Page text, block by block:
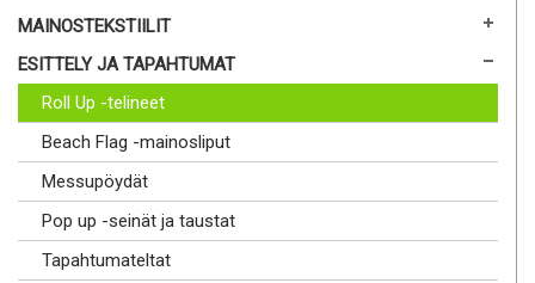
MAINOSTEKSTIILIT
ESITTELY JA TAPAHTUMAT
Roll Up -telineet
Beach Flag -mainosliput
Messupöydät
Pop up -seinät ja taustat
Tapahtumateltat